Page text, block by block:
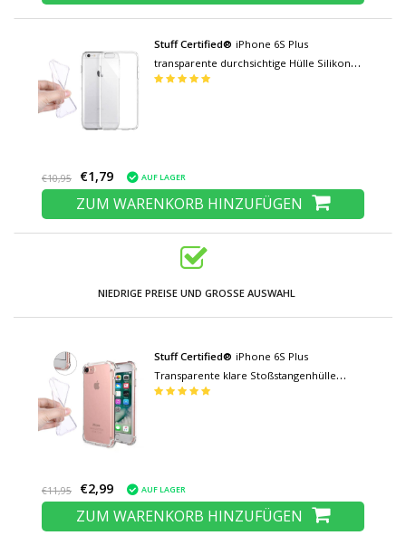
Stuff Certified® iPhone 6S Plus
transparente durchsichtige Hülle Silikon
TPU Hülle
€10,95 €1,79 AUF LAGER
ZUM WARENKORB HINZUFÜGEN
NIEDRIGE PREISE UND GROSSE AUSWAHL
Stuff Certified® iPhone 6S Plus
Transparente klare Stoßstangenhülle
Silikon TPU Hülle Anti-Shock
€11,95 €2,99 AUF LAGER
ZUM WARENKORB HINZUFÜGEN